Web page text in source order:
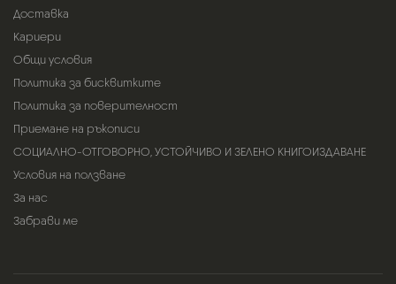
Доставка
Кариери
Общи условия
Политика за бисквитките
Политика за поверителност
Приемане на ръкописи
СОЦИАЛНО-ОТГОВОРНО, УСТОЙЧИВО И ЗЕЛЕНО КНИГОИЗДАВАНЕ
Условия на ползване
За нас
Забрави ме